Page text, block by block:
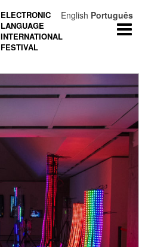
ELECTRONIC
LANGUAGE
INTERNATIONAL
FESTIVAL
English Português